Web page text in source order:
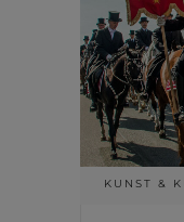
KUNST &